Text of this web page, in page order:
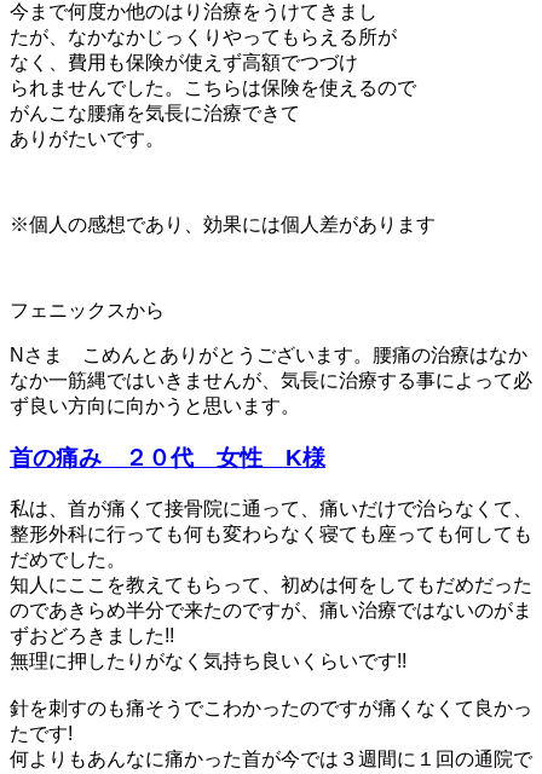
今まで何度か他のはり治療をうけてきまし
たが、なかなかじっくりやってもらえる所が
なく、費用も保険が使えず高額でつづけ
られませんでした。こちらは保険を使えるので
がんこな腰痛を気長に治療できて
ありがたいです。
※個人の感想であり、効果には個人差があります
フェニックスから
Nさま こめんとありがとうございます。腰痛の治療はなか
なか一筋縄ではいきませんが、気長に治療する事によって必
ず良い方向に向かうと思います。
首の痛み ２０代 女性 K様
私は、首が痛くて接骨院に通って、痛いだけで治らなくて、
整形外科に行っても何も変わらなく寝ても座っても何しても
だめでした。
知人にここを教えてもらって、初めは何をしてもだめだった
のであきらめ半分で来たのですが、痛い治療ではないのがま
ずおどろきました!!
無理に押したりがなく気持ち良いくらいです!!
針を刺すのも痛そうでこわかったのですが痛くなくて良かっ
たです!
何よりもあんなに痛かった首が今では３週間に１回の通院で